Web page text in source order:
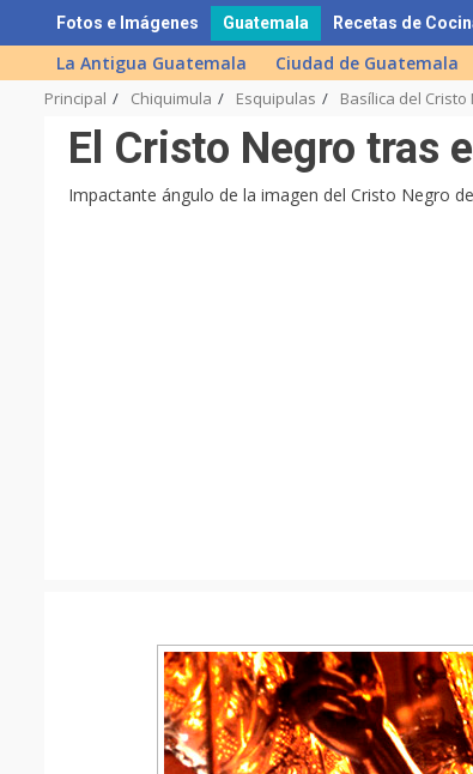
to
content
Fotos e Imágenes Guatemala Recetas de
La Antigua Guatemala Ciudad de Guatemala
Principal Chiquimula Esquipulas Basílica del
El Cristo Negro tras
Impactante ángulo de la imagen del Cristo Negro